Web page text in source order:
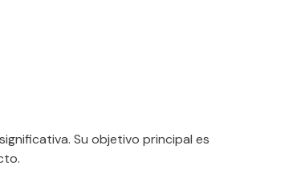
Su objetivo principal es